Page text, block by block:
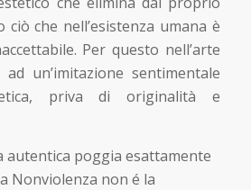
che nell’esistenza umana è
Per questo nell’arte
un’imitazione sentimentale
priva di originalità e
autentica poggia esattamente
Nonviolenza non é la